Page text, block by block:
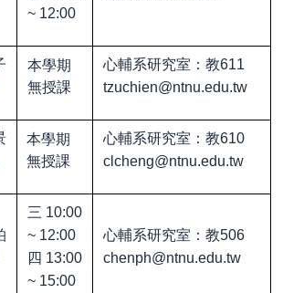
~ 12:00
本學期
無授課
心輔系研究室：教611
tzuchien@ntnu.edu.tw
本學期
無授課
心輔系研究室：教610
clcheng@ntnu.edu.tw
三 10:00
~ 12:00
四 13:00
~ 15:00
心輔系研究室：教506
chenph@ntnu.edu.tw